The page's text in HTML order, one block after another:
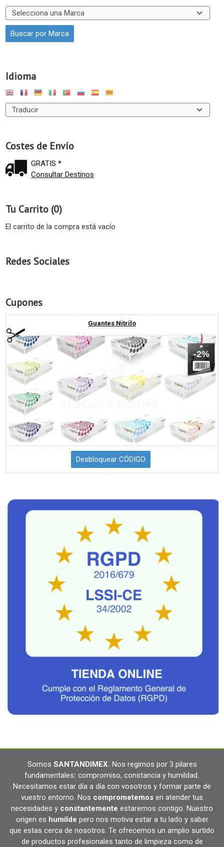
Idioma
Costes de Envío
GRATIS *
Consultar Destinos
Tu Carrito (0)
El carrito de la compra está vacío
Redes Sociales
Cupones
Guantes Nitrilo
-2%
Somos SANTANDIMEX. Nos regimos por 3 pilares
fundamentales: compromiso, constancia y humildad.
Necesitamos estar día a día con vosotros y formar parte de
vuestro entorno. Nos comprometemos en atender tus
necesidades y constantemente estaremos contigo. Nuestro
origen es humilde pero nos motiva estar a tu lado y saber
que estas cerca de nosotros. Te ofrecemos un amplio surtido
de productos profesionales tanto de limpieza como de